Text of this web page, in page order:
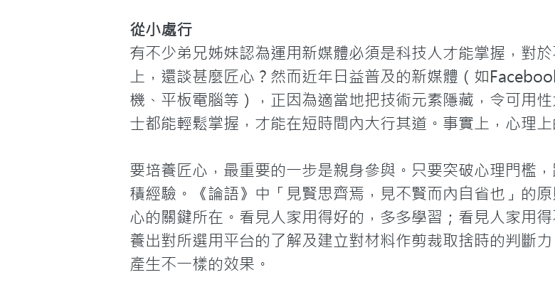
從小處行
有不少弟兄姊妹認為運用新媒體必須是科技人才能掌握，對
上，還談甚麼匠心？然而近年日益普及的新媒體（如
機、平板電腦等），正因為適當地把技術元素隱藏，令可用
士都能輕鬆掌握，才能在短時間內大行其道。事實上，心理
要培養匠心，最重要的一步是親身參與。只要突破心理門檻
積經驗。《論語》中「見賢思齊焉，見不賢而內自省也」的
心的關鍵所在。看見人家用得好的，多多學習；看見人家用
養出對所選用平台的了解及建立對材料作剪裁取捨時的判斷
產生不一樣的效果。